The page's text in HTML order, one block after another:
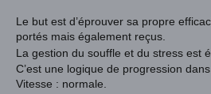
Le but est d’éprouver sa propre
portés mais également reçus.
La gestion du souffle et du stress est
C’est une logique de progression
Vitesse : normale.